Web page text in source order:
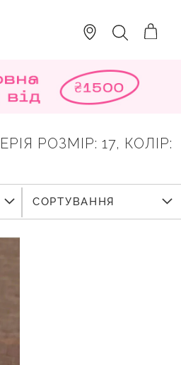
ПОШУК
РОЗМІР: 17, КОЛІР:
СОРТУВАННЯ